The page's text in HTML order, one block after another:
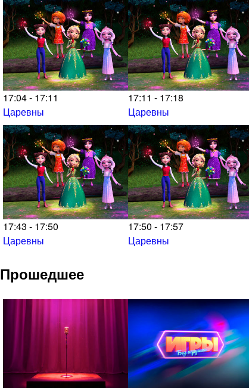
17:04 - 17:11
Царевны
17:11 - 17:18
Царевны
17:43 - 17:50
Царевны
17:50 - 17:57
Царевны
Прошедшее